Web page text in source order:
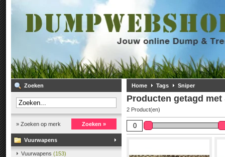
Zoeken
» Zoeken op merk Zoeken »
Vuurwapens
Vuurwapens (153)
Home Tags Sniper
Producten getagd met
2 Product(en)